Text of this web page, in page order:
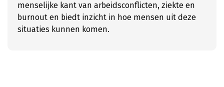
menselijke kant van arbeidsconflicten, ziekte en
burnout en biedt inzicht in hoe mensen uit deze
situaties kunnen komen.